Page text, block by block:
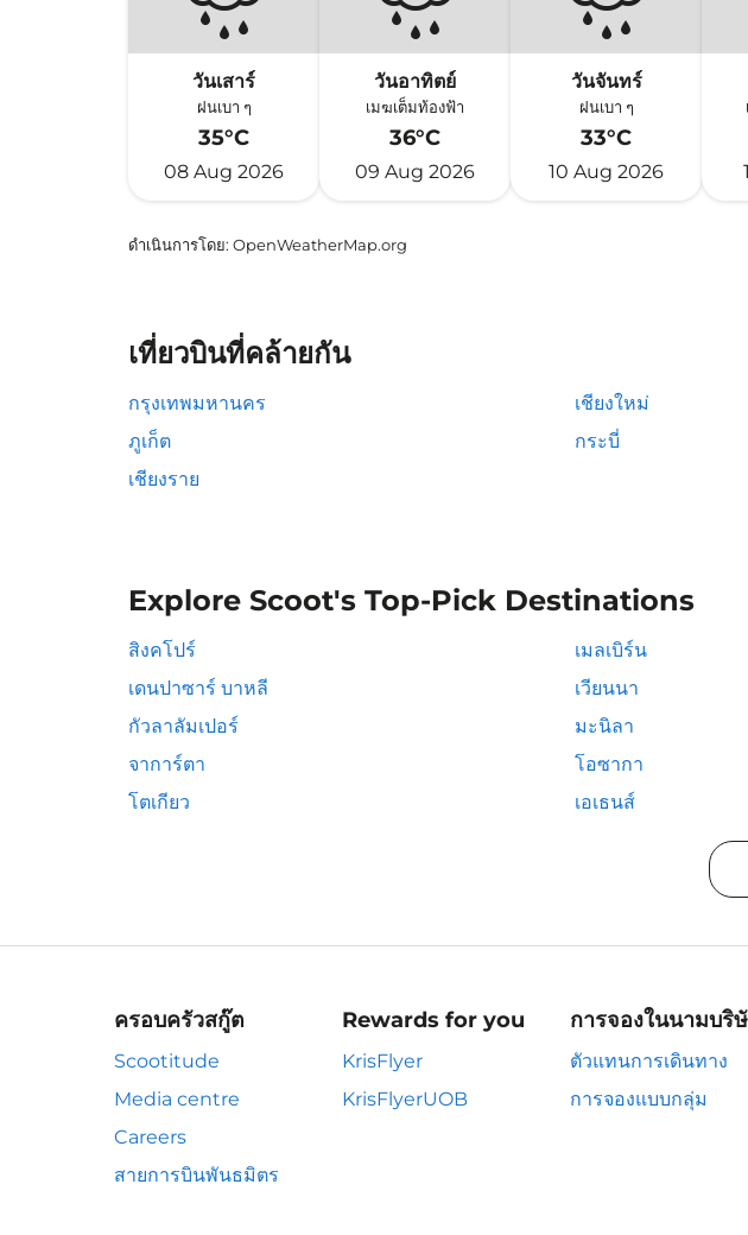
วันเสาร์
ฝนเบา ๆ
35°C
08 Aug 2026
วันอาทิตย์
เมฆเต็มท้องฟ้า
36°C
09 Aug 2026
วันจันทร์
ฝนเบา ๆ
33°C
10 Aug 2026
ดำเนินการโดย: OpenWeatherMap.org
เที่ยวบินที่คล้ายกัน
กรุงเทพมหานคร เชียงใหม่
ภูเก็ต
กระบี่
เชียงราย
Explore Scoot's Top-Pick Destinations
สิงคโปร์ เมลเบิร์น
เดนปาซาร์ บาหลี
เวียนนา
กัวลาลัมเปอร์
มะนิลา
จาการ์ตา
โอซากา
โตเกียว
เอเธนส์
ครอบครัวสกู๊ต
Scootitude
Media centre
Careers
สายการบินพันธมิตร
Rewards for you
KrisFlyer
KrisFlyerUOB
การจองในนามบริ
ตัวแทนการเดินทาง
การจองแบบกลุ่ม